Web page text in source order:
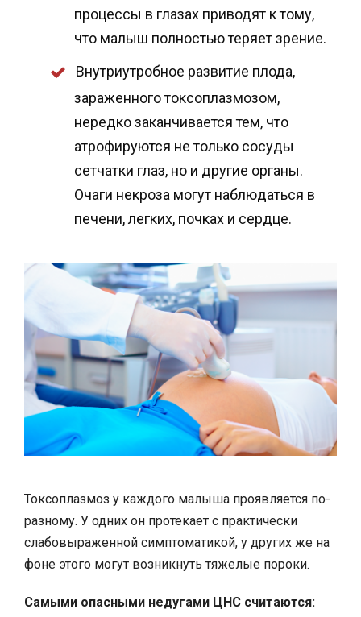
процессы в глазах приводят к тому,
что малыш полностью теряет зрение.
Внутриутробное развитие плода,
зараженного токсоплазмозом,
нередко заканчивается тем, что
атрофируются не только сосуды
сетчатки глаз, но и другие органы.
Очаги некроза могут наблюдаться в
печени, легких, почках и сердце.
Токсоплазмоз у каждого малыша проявляется по-
разному. У одних он протекает с практически
слабовыраженной симптоматикой, у других же на
фоне этого могут возникнуть тяжелые пороки.
Самыми опасными недугами ЦНС считаются: